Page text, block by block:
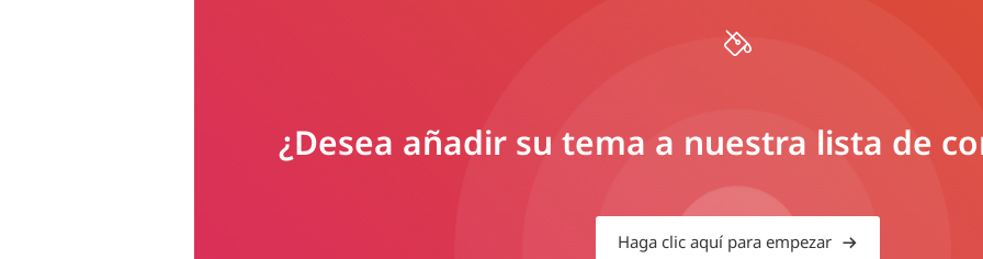
¿Desea añadir su tema a nuestra lista de
Haga clic aquí para empezar